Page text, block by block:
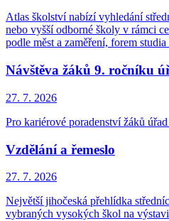
Atlas školství nabízí vyhledání
nebo vyšší odborné školy v rámci
podle měst a zaměření, forem
Návštěva žáků 9. ročníku
27. 7. 2026
Pro kariérové poradenství žáků
Vzdělání a řemeslo
27. 7. 2026
Největší jihočeská přehlídka
vybraných vysokých škol na